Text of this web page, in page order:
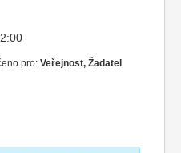
pro: Veřejnost, Žadatel